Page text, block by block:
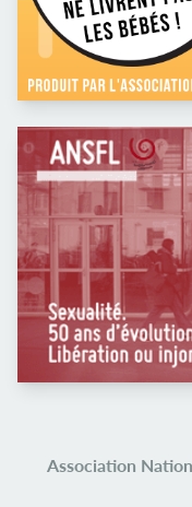
Association